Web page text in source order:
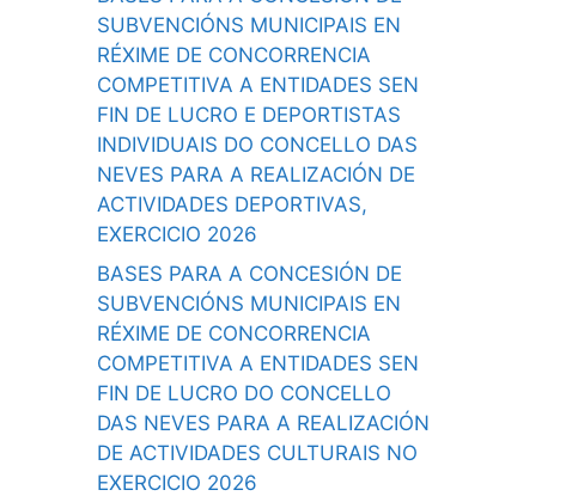
SUBVENCIÓNS MUNICIPAIS EN
RÉXIME DE CONCORRENCIA
COMPETITIVA A ENTIDADES SEN
FIN DE LUCRO E DEPORTISTAS
INDIVIDUAIS DO CONCELLO DAS
NEVES PARA A REALIZACIÓN DE
ACTIVIDADES DEPORTIVAS,
EXERCICIO 2026
BASES PARA A CONCESIÓN DE
SUBVENCIÓNS MUNICIPAIS EN
RÉXIME DE CONCORRENCIA
COMPETITIVA A ENTIDADES SEN
FIN DE LUCRO DO CONCELLO
DAS NEVES PARA A REALIZACIÓN
DE ACTIVIDADES CULTURAIS NO
EXERCICIO 2026